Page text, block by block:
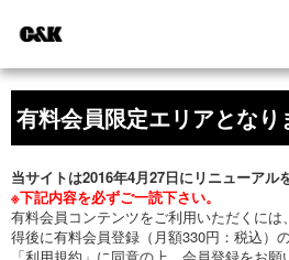
有料会員限定エリアとなり
当サイトは2016年4月27日にリニューアル
※下記内容を必ずご一読下さい。
有料会員コンテンツをご利用いただくには
得後に有料会員登録（月額330円：税込）